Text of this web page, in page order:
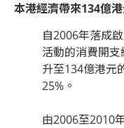
本港經濟帶來134億
自2006年落成
活動的消費開
升至134億港元
25%。
由2006至2010